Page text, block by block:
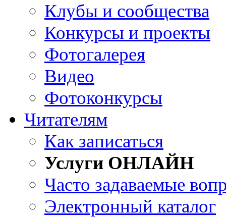
Клубы и сообщества
Конкурсы и проекты
Фотогалерея
Видео
Фотоконкурсы
Читателям
Как записаться
Услуги ОНЛАЙН
Часто задаваемые
Электронный каталог